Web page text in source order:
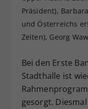
Präsident),
und Österreichs
Zeiten), Georg
Bei den Erste
Stadthalle ist
gesorgt.
hat.